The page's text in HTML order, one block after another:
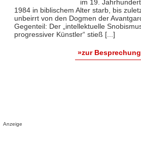
im 19.
1984 in biblischem Alter starb, bis
unbeirrt von den Dogmen der
Gegenteil: Der „intellektuelle
progressiver Künstler“ stieß [...]
»zur
Anzeige